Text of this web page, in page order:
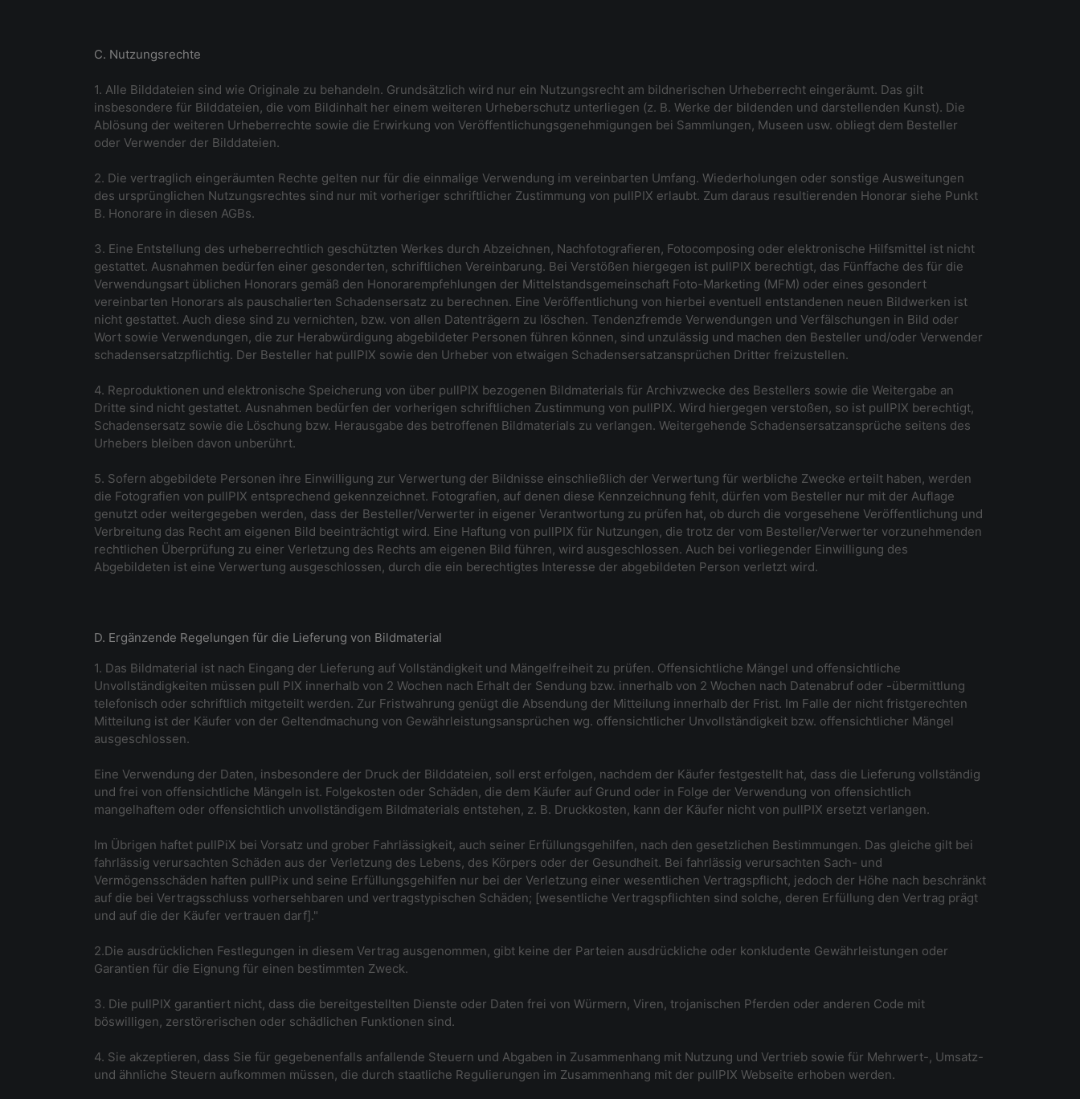
C. Nutzungsrechte
1. Alle Bilddateien sind wie Originale zu behandeln. Grundsätzlich wird nur ein Nutzungsrecht am bildnerischen Urheberrecht eingeräumt. Das gilt
insbesondere für Bilddateien, die vom Bildinhalt her einem weiteren Urheberschutz unterliegen (z. B. Werke der bildenden und darstellenden Kunst). Die
Ablösung der weiteren Urheberrechte sowie die Erwirkung von Veröffentlichungsgenehmigungen bei Sammlungen, Museen usw. obliegt dem Besteller
oder Verwender der Bilddateien.
2. Die vertraglich eingeräumten Rechte gelten nur für die einmalige Verwendung im vereinbarten Umfang. Wiederholungen oder sonstige Ausweitungen
des ursprünglichen Nutzungsrechtes sind nur mit vorheriger schriftlicher Zustimmung von pullPIX erlaubt. Zum daraus resultierenden Honorar siehe Punkt
B. Honorare in diesen AGBs.
3. Eine Entstellung des urheberrechtlich geschützten Werkes durch Abzeichnen, Nachfotografieren, Fotocomposing oder elektronische Hilfsmittel ist nicht
gestattet. Ausnahmen bedürfen einer gesonderten, schriftlichen Vereinbarung. Bei Verstößen hiergegen ist pullPIX berechtigt, das Fünffache des für die
Verwendungsart üblichen Honorars gemäß den Honorarempfehlungen der Mittelstandsgemeinschaft Foto-Marketing (MFM) oder eines gesondert
vereinbarten Honorars als pauschalierten Schadensersatz zu berechnen. Eine Veröffentlichung von hierbei eventuell entstandenen neuen Bildwerken ist
nicht gestattet. Auch diese sind zu vernichten, bzw. von allen Datenträgern zu löschen. Tendenzfremde Verwendungen und Verfälschungen in Bild oder
Wort sowie Verwendungen, die zur Herabwürdigung abgebildeter Personen führen können, sind unzulässig und machen den Besteller und/oder Verwender
schadensersatzpflichtig. Der Besteller hat pullPIX sowie den Urheber von etwaigen Schadensersatzansprüchen Dritter freizustellen.
4. Reproduktionen und elektronische Speicherung von über pullPIX bezogenen Bildmaterials für Archivzwecke des Bestellers sowie die Weitergabe an
Dritte sind nicht gestattet. Ausnahmen bedürfen der vorherigen schriftlichen Zustimmung von pullPIX. Wird hiergegen verstoßen, so ist pullPIX berechtigt,
Schadensersatz sowie die Löschung bzw. Herausgabe des betroffenen Bildmaterials zu verlangen. Weitergehende Schadensersatzansprüche seitens des
Urhebers bleiben davon unberührt.
5. Sofern abgebildete Personen ihre Einwilligung zur Verwertung der Bildnisse einschließlich der Verwertung für werbliche Zwecke erteilt haben, werden
die Fotografien von pullPIX entsprechend gekennzeichnet. Fotografien, auf denen diese Kennzeichnung fehlt, dürfen vom Besteller nur mit der Auflage
genutzt oder weitergegeben werden, dass der Besteller/Verwerter in eigener Verantwortung zu prüfen hat, ob durch die vorgesehene Veröffentlichung und
Verbreitung das Recht am eigenen Bild beeinträchtigt wird. Eine Haftung von pullPIX für Nutzungen, die trotz der vom Besteller/Verwerter vorzunehmenden
rechtlichen Überprüfung zu einer Verletzung des Rechts am eigenen Bild führen, wird ausgeschlossen. Auch bei vorliegender Einwilligung des
Abgebildeten ist eine Verwertung ausgeschlossen, durch die ein berechtigtes Interesse der abgebildeten Person verletzt wird.
D. Ergänzende Regelungen für die Lieferung von Bildmaterial
1. Das Bildmaterial ist nach Eingang der Lieferung auf Vollständigkeit und Mängelfreiheit zu prüfen. Offensichtliche Mängel und offensichtliche
Unvollständigkeiten müssen pull PIX innerhalb von 2 Wochen nach Erhalt der Sendung bzw. innerhalb von 2 Wochen nach Datenabruf oder -übermittlung
telefonisch oder schriftlich mitgeteilt werden. Zur Fristwahrung genügt die Absendung der Mitteilung innerhalb der Frist. Im Falle der nicht fristgerechten
Mitteilung ist der Käufer von der Geltendmachung von Gewährleistungsansprüchen wg. offensichtlicher Unvollständigkeit bzw. offensichtlicher Mängel
ausgeschlossen.
Eine Verwendung der Daten, insbesondere der Druck der Bilddateien, soll erst erfolgen, nachdem der Käufer festgestellt hat, dass die Lieferung vollständig
und frei von offensichtliche Mängeln ist. Folgekosten oder Schäden, die dem Käufer auf Grund oder in Folge der Verwendung von offensichtlich
mangelhaftem oder offensichtlich unvollständigem Bildmaterials entstehen, z. B. Druckkosten, kann der Käufer nicht von pullPIX ersetzt verlangen.
Im Übrigen haftet pullPiX bei Vorsatz und grober Fahrlässigkeit, auch seiner Erfüllungsgehilfen, nach den gesetzlichen Bestimmungen. Das gleiche gilt bei
fahrlässig verursachten Schäden aus der Verletzung des Lebens, des Körpers oder der Gesundheit. Bei fahrlässig verursachten Sach- und
Vermögensschäden haften pullPix und seine Erfüllungsgehilfen nur bei der Verletzung einer wesentlichen Vertragspflicht, jedoch der Höhe nach beschränkt
auf die bei Vertragsschluss vorhersehbaren und vertragstypischen Schäden; [wesentliche Vertragspflichten sind solche, deren Erfüllung den Vertrag prägt
und auf die der Käufer vertrauen darf]."
2.Die ausdrücklichen Festlegungen in diesem Vertrag ausgenommen, gibt keine der Parteien ausdrückliche oder konkludente Gewährleistungen oder
Garantien für die Eignung für einen bestimmten Zweck.
3. Die pullPIX garantiert nicht, dass die bereitgestellten Dienste oder Daten frei von Würmern, Viren, trojanischen Pferden oder anderen Code mit
böswilligen, zerstörerischen oder schädlichen Funktionen sind.
4. Sie akzeptieren, dass Sie für gegebenenfalls anfallende Steuern und Abgaben in Zusammenhang mit Nutzung und Vertrieb sowie für Mehrwert-, Umsatz-
und ähnliche Steuern aufkommen müssen, die durch staatliche Regulierungen im Zusammenhang mit der pullPIX Webseite erhoben werden.